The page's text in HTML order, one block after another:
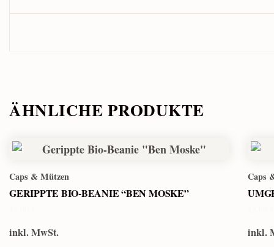
ÄHNLICHE PRODUKTE
Caps & Mützen
GERIPPTE BIO-BEANIE “BEN MOSKE”
inkl. MwSt.
Caps
inkl.